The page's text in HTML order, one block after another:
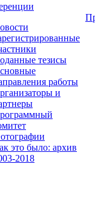
тезисы
работы
и
это было: архив
2018